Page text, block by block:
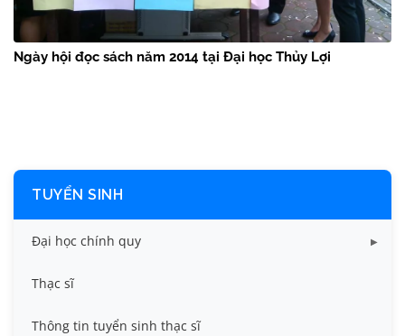
Ngày hội đọc sách năm 2014 tại Đại học Thủy Lợi
TUYỂN SINH
Đại học chính quy
Điểm chuẩn các năm
Thông tin tuyển sinh
Thạc sĩ
Thông tin tuyển sinh thạc sĩ